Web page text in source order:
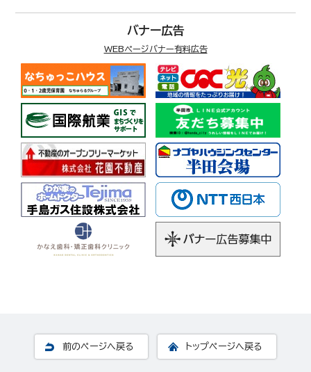
バナー広告
WEBページバナー有料広告
前のページへ戻る トップページへ戻る